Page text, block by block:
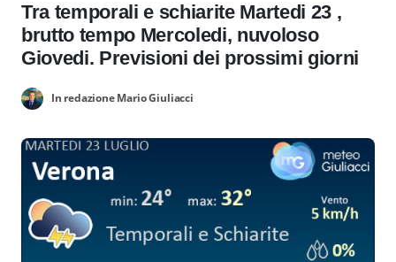
Tra temporali e schiarite Martedi 23 ,
brutto tempo Mercoledi, nuvoloso
Giovedi. Previsioni dei prossimi giorni
In redazione Mario Giuliacci